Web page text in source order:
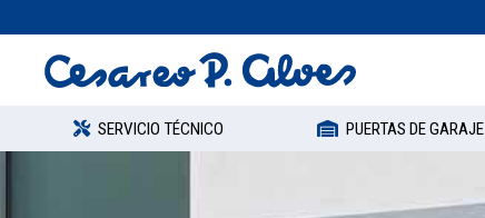
SERVICIO TÉCNICO PUERTAS DE GARAJE